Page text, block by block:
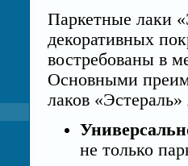
Паркетные лаки
декоративных
востребованы в
Основными
лаков
не только